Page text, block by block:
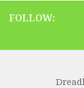
FOLLOW: